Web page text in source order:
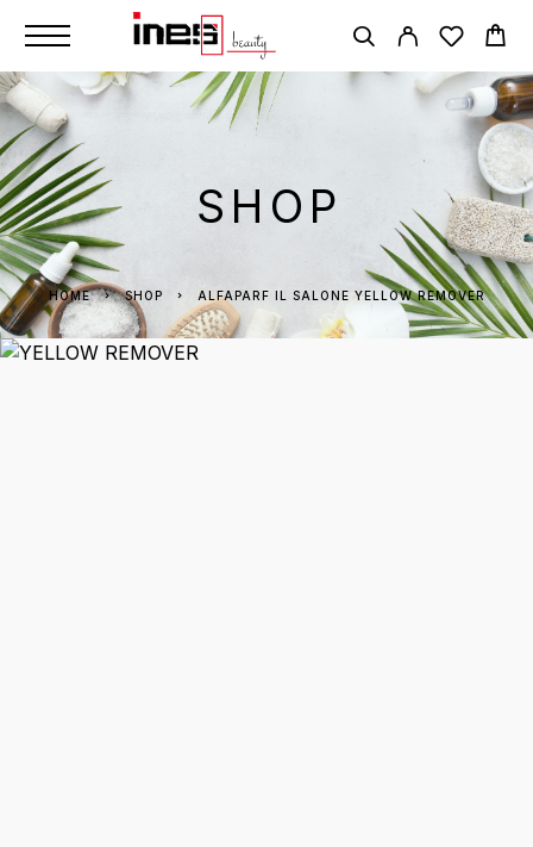
SHOP
HOME SHOP ALFAPARF IL SALONE YELLOW REMOVER